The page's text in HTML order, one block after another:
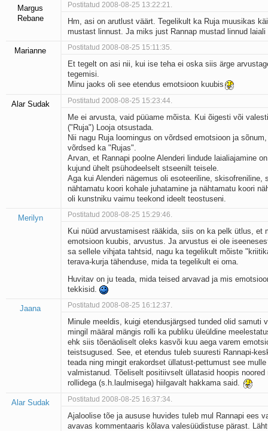
Margus
Rebane
Postitatud 2008-08-25 13:22:21.
Hm, asi on arutlust väärt. Tegelikult ka Ruja muusikas
mustast linnust. Ja miks just Rannap mustad linnud laiali
Marianne Postitatud 2008-08-25 15:11:35.
Et tegelt on asi nii, kui ise teha ei oska siis ärge
tegemisi.
Minu jaoks oli see etendus emotsioon kuubis
Alar Sudak Postitatud 2008-08-25 15:23:44.
Me ei arvusta, vaid püüame mõista. Kui õigesti või
("Ruja") Looja otsustada.
Nii nagu Ruja loomingus on võrdsed emotsioon ja
võrdsed ka "Rujas".
Arvan, et Rannapi poolne Alenderi lindude laialiajamine
kujund ühelt psühodeelselt stseenilt teisele.
Aga kui Alenderi nägemus oli esoteeriline, skisofreniline,
nähtamatu koori kohale juhatamine ja nähtamatu koori
oli kunstniku vaimu teekond ideelt teostuseni.
Merilyn Postitatud 2008-08-25 15:29:46.
Kui nüüd arvustamisest rääkida, siis on ka pelk ütlus, et
emotsioon kuubis, arvustus. Ja arvustus ei ole
sa sellele vihjata tahtsid, nagu ka tegelikult mõiste
terava-kurja tähenduse, mida ta tegelikult ei oma.
Huvitav on ju teada, mida teised arvavad ja mis
tekkisid.
Jaana Postitatud 2008-08-25 16:12:37.
Minule meeldis, kuigi etendusjärgsed tunded olid samuti
mingil määral mängis rolli ka publiku üleüldine
ehk siis tõenäoliselt oleks kasvõi kuu aega varem
teistsugused. See, et etendus tuleb suuresti Rannapi-
teada ning mingit erakordset üllatust-pettumust see
valmistanud. Tõeliselt positiivselt üllatasid hoopis noored
rollidega (s.h.laulmisega) hiilgavalt hakkama said.
Alar Sudak Postitatud 2008-08-25 16:37:34.
Ajaloolise tõe ja aususe huvides tuleb mul Rannapi ees
avavas kommentaaris kõlava valesüüdistuse pärast.